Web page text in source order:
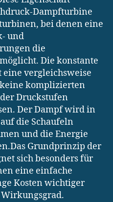
Dampfturbine
bei denen eine
und
die
Die konstante
vergleichsweise
komplizierten
Druckstufen
Der Dampf wird in
die Schaufeln
und die Energie
Grundprinzip der
sich besonders für
eine einfache
Kosten wichtiger